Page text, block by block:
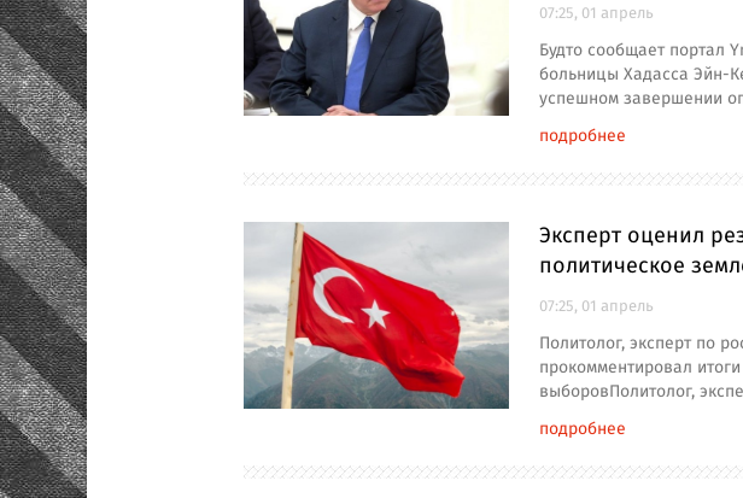
07:25, 01 апрель
Будто сообщает портал
больницы Хадасса Эйн-
успешном завершении
подробнее
Эксперт оценил
политическое
07:25, 01 апрель
Политолог, эксперт по
прокомментировал
выборовПолитолог,
подробнее